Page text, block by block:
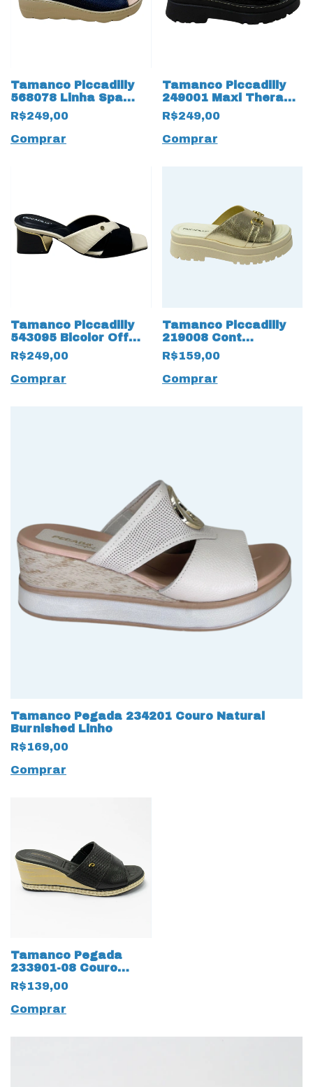
Tamanco Piccadilly
568078 Linha Spa
com Duas Palmilhas
R$249,00
Comprar
Tamanco Piccadilly
249001 Maxi Therapy
com Ajustes Preto
R$249,00
Comprar
Tamanco Piccadilly
543095 Bicolor Off
White
R$249,00
Comprar
Tamanco Piccadilly
219008 Cont
Plataforma Dourado
R$159,00
Comprar
Tamanco Pegada 234201 Couro Natural
Burnished Linho
R$169,00
Comprar
Tamanco Pegada
233901-08 Couro
natural com salto
anabela Preto
R$139,00
Comprar